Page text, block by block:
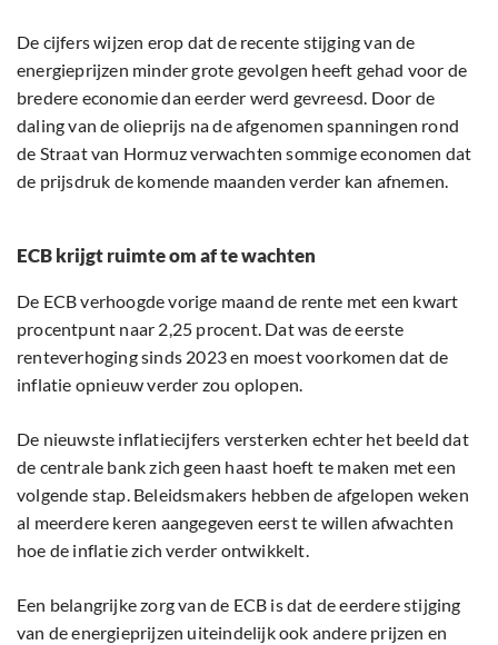
De cijfers wijzen erop dat de recente stijging van de
energieprijzen minder grote gevolgen heeft gehad voor de
bredere economie dan eerder werd gevreesd. Door de
daling van de olieprijs na de afgenomen spanningen rond
de Straat van Hormuz verwachten sommige economen dat
de prijsdruk de komende maanden verder kan afnemen.
ECB krijgt ruimte om af te wachten
De ECB verhoogde vorige maand de rente met een kwart
procentpunt naar 2,25 procent. Dat was de eerste
renteverhoging sinds 2023 en moest voorkomen dat de
inflatie opnieuw verder zou oplopen.
De nieuwste inflatiecijfers versterken echter het beeld dat
de centrale bank zich geen haast hoeft te maken met een
volgende stap. Beleidsmakers hebben de afgelopen weken
al meerdere keren aangegeven eerst te willen afwachten
hoe de inflatie zich verder ontwikkelt.
Een belangrijke zorg van de ECB is dat de eerdere stijging
van de energieprijzen uiteindelijk ook andere prijzen en